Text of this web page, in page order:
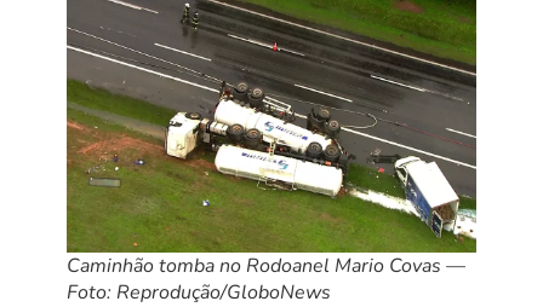
Caminhão tomba no Rodoanel Mario Covas —
Foto: Reprodução/GloboNews